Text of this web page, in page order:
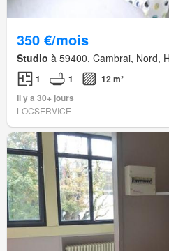
350 €/mois
Studio à 59400, Cambrai, Nord,
1 1
12 m²
Il y a 30+ jours
LOCSERVICE